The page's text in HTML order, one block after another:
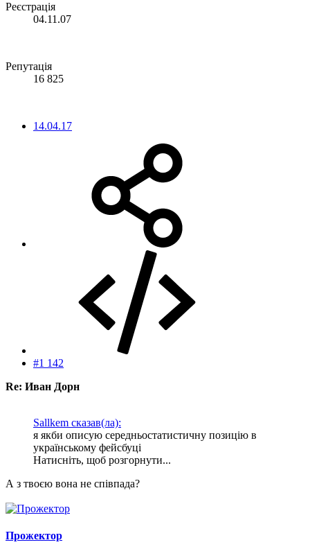
Реєстрація
04.11.07
Репутація
16 825
14.04.17
#1 142
Re: Иван Дорн
Sallkem сказав(ла):
я якби описую середньостатистичну позицію в
українському фейсбуці
Натисніть, щоб розгорнути...
А з твоєю вона не співпада?
Прожектор